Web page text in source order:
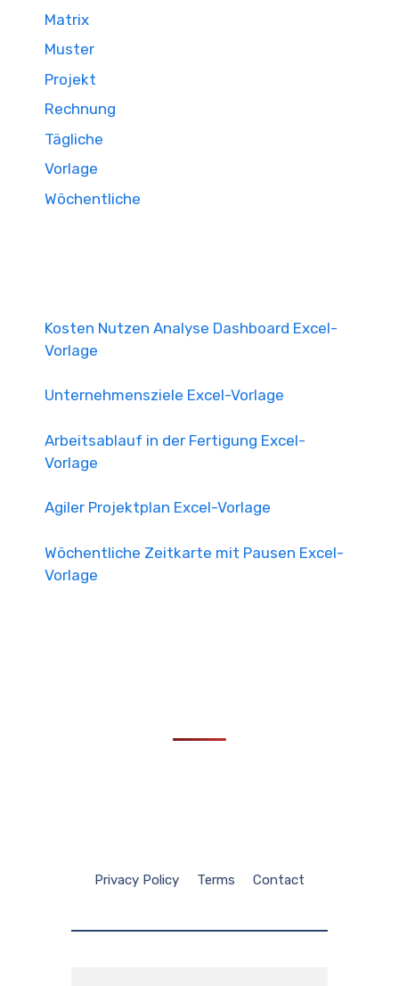
Matrix
Muster
Projekt
Rechnung
Tägliche
Vorlage
Wöchentliche
Kosten Nutzen Analyse Dashboard Excel-
Vorlage
Unternehmensziele Excel-Vorlage
Arbeitsablauf in der Fertigung Excel-
Vorlage
Agiler Projektplan Excel-Vorlage
Wöchentliche Zeitkarte mit Pausen Excel-
Vorlage
Privacy Policy Terms Contact